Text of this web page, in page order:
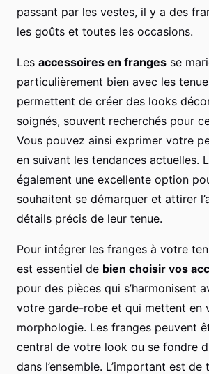
passant par les vestes, il y a des
les goûts et toutes les occasions.
Les accessoires en franges se
particulièrement bien avec les
permettent de créer des looks
soignés, souvent recherchés pour
Vous pouvez ainsi exprimer votre
en suivant les tendances actuelles.
également une excellente option
souhaitent se démarquer et attirer
détails précis de leur tenue.
Pour intégrer les franges à votre
est essentiel de bien choisir vos
pour des pièces qui s’harmonisent
votre garde-robe et qui mettent en
morphologie. Les franges peuvent
central de votre look ou se fondre
dans l’ensemble. L’important est